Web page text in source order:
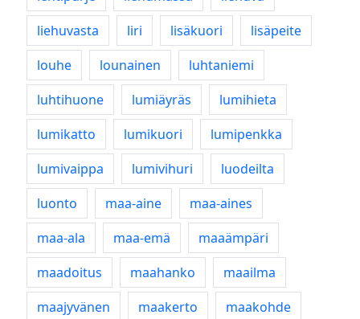
liehuvasta
liri lisäkuori
lisäpeite
louhe
lounainen
luhtaniemi
luhtihuone
lumiäyräs
lumihieta
lumikatto
lumikuori
lumipenkka
lumivaippa
lumivihuri
luodeilta
luonto
maa-aine
maa-aines
maa-ala
maa-emä
maaämpäri
maadoitus
maahanko
maailma
maajyvänen
maakerto
maakohde